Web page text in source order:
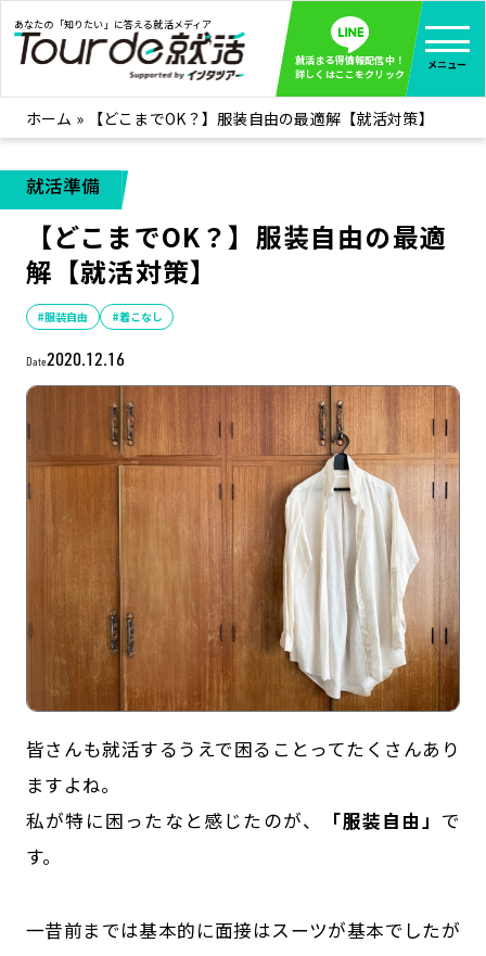
あなたの「知りたい」に答える就活メディア
就活まる得情報配信中！
詳しくはここをクリック
メニュー
就活ノウハウ 全て見る
企業まる見え！特捜部
みんなが知らない企業の裏側を徹底調査！
インタツアー活動レポ 全て見る
インタツアーを使ってどうだった？OBOG成功談
社会人インタビュー
社会人になった今、就活を振り返ってみた
学生就活ブログ 全て見る
学生ライターが教える、今就活でやるべきこと
企業・業界研究はインタツアー
記事一覧
インタツアー活用法
LINE登録
お問い合わせ
ホーム » 【どこまでOK？】服装自由の最適解【就活対策】
就活準備
【どこまでOK？】服装自由の最適
解【就活対策】
#服装自由 #着こなし
Date2020.12.16
皆さんも就活するうえで困ることってたくさんあり
ますよね。
私が特に困ったなと感じたのが、
「服装自由」 で
す。
一昔前までは基本的に面接はスーツが基本でしたが